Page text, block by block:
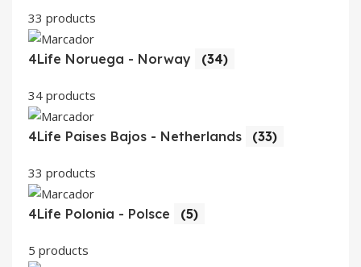
33 products
4Life Noruega - Norway (34)
34 products
4Life Paises Bajos - Netherlands (33)
33 products
4Life Polonia - Polsce (5)
5 products